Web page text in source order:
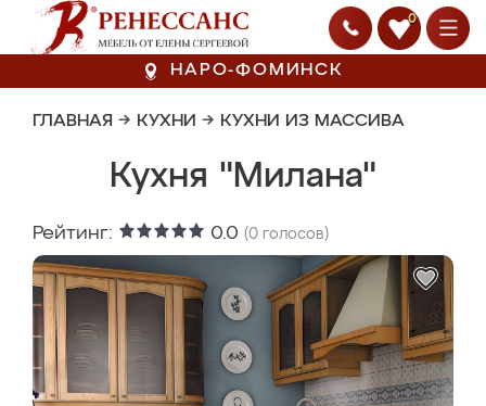
0
НАРО-ФОМИНСК
ГЛАВНАЯ → КУХНИ → КУХНИ ИЗ МАССИВА
Кухня "Милана"
Рейтинг: 0.0 (0 голосов)